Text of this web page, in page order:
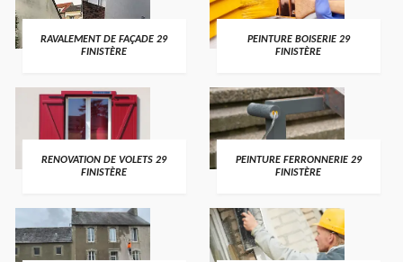
RAVALEMENT DE FAÇADE 29
FINISTÈRE
PEINTURE BOISERIE 29
FINISTÈRE
RENOVATION DE VOLETS 29
FINISTÈRE
PEINTURE FERRONNERIE 29
FINISTÈRE